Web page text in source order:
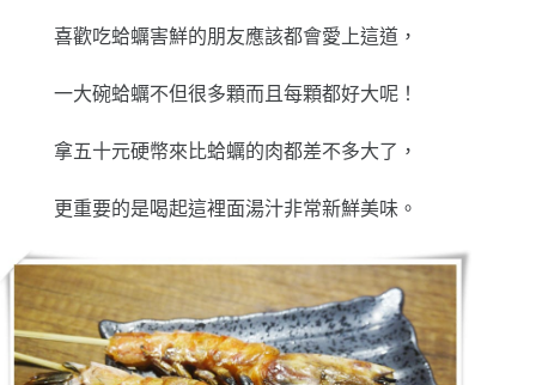
喜歡吃蛤蠣害鮮的朋友應該都會愛上這道，
一大碗蛤蠣不但很多顆而且每顆都好大呢！
拿五十元硬幣來比蛤蠣的肉都差不多大了，
更重要的是喝起這裡面湯汁非常新鮮美味。